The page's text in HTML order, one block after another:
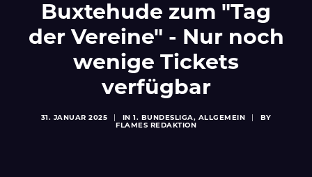
JUGEND
VEREIN
SPONSOREN & PARTNER
Buxtehude zum "Tag
der Vereine" - Nur noch
wenige Tickets
verfügbar
31. JANUAR 2025 IN 1. BUNDESLIGA, ALLGEMEIN
BY
FLAMES REDAKTION